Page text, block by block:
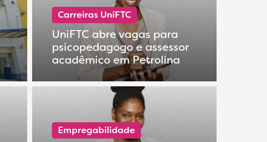
Carreiras UniFTC
UniFTC abre vagas para
psicopedagogo e assessor
acadêmico em Petrolina
Empregabilidade